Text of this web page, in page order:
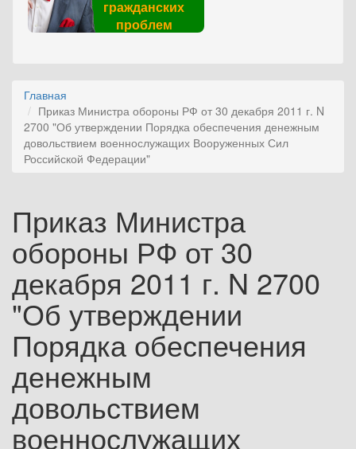
гражданских
проблем
Главная
Приказ Министра обороны РФ от 30 декабря 2011 г. N
2700 "Об утверждении Порядка обеспечения денежным
довольствием военнослужащих Вооруженных Сил
Российской Федерации"
Приказ Министра
обороны РФ от 30
декабря 2011 г. N 2700
"Об утверждении
Порядка обеспечения
денежным
довольствием
военнослужащих